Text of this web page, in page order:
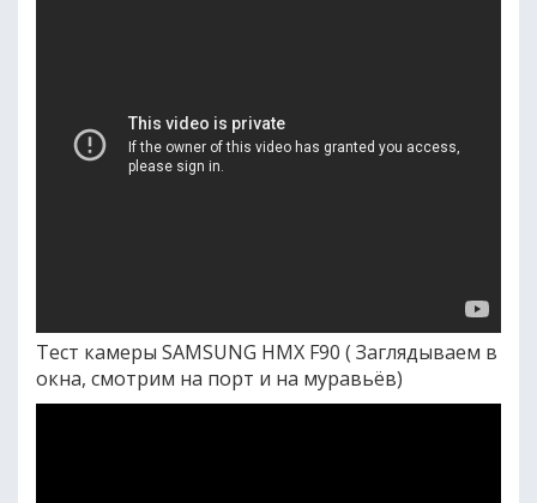
Тест камеры SAMSUNG HMX F90 ( Заглядываем в
окна, смотрим на порт и на муравьёв)